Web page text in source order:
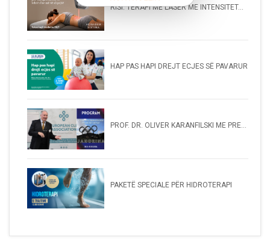
RISI: TERAPI ME LASER ME INTENSITET...
HAP PAS HAPI DREJT ECJES SË PAVARUR
PROF. DR. OLIVER KARANFILSKI ME PRE...
PAKETË SPECIALE PËR HIDROTERAPI